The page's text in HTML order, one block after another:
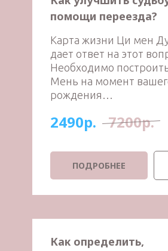
помощи переезда?
Карта жизни Ци мен
дает ответ на этот
Необходимо
Мень на момент
рождения…
2490р. 7200р.
ПОДРОБНЕЕ
Как определить,